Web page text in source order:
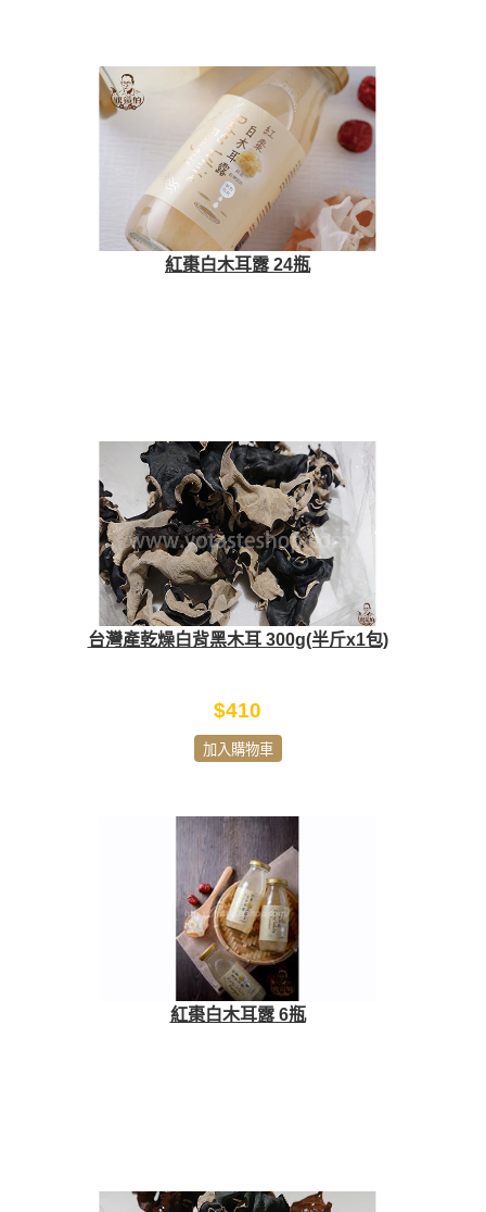
紅棗白木耳露 24瓶
台灣產乾燥白背黑木耳 300g(半斤x1包)
$410
加入購物車
紅棗白木耳露 6瓶